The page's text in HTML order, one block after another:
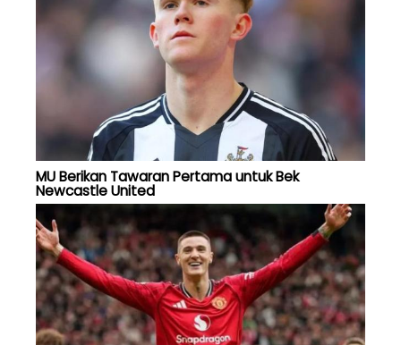
MU Berikan Tawaran Pertama untuk Bek
Newcastle United